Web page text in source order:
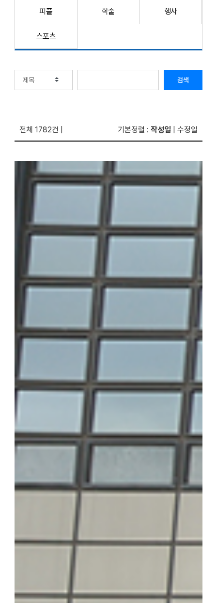
피플 학술 행사
스포츠
검색
전체 1782건 기본정렬 : 작성일 수정일